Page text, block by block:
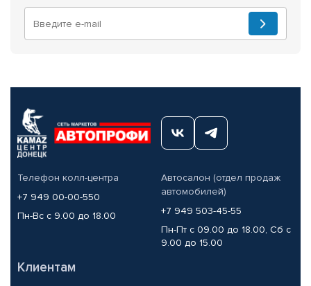
Телефон колл-центра
+7 949 00-00-550
Пн-Вс с 9.00 до 18.00
Автосалон (отдел продаж
автомобилей)
+7 949 503-45-55
Пн-Пт с 09.00 до 18.00, Сб с
9.00 до 15.00
Клиентам